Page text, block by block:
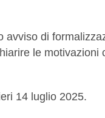
di
le
14 luglio 2025.